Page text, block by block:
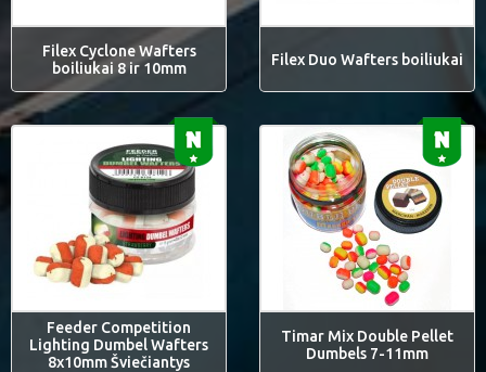
Filex Cyclone Wafters
boiliukai 8 ir 10mm
Filex Duo Wafters boiliukai
Feeder Competition
Lighting Dumbel Wafters
8x10mm Šviečiantys
Timar Mix Double Pellet
Dumbels 7-11mm